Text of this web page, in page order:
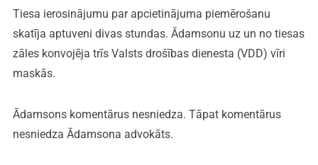
Tiesa ierosinājumu par apcietinājuma piemērošanu
skatīja aptuveni divas stundas. Ādamsonu uz un no tiesas
zāles konvojēja trīs Valsts drošības dienesta (VDD) vīri
maskās.
Ādamsons komentārus nesniedza. Tāpat komentārus
nesniedza Ādamsona advokāts.